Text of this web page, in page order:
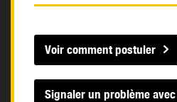
Voir comment postuler
Signaler un problème